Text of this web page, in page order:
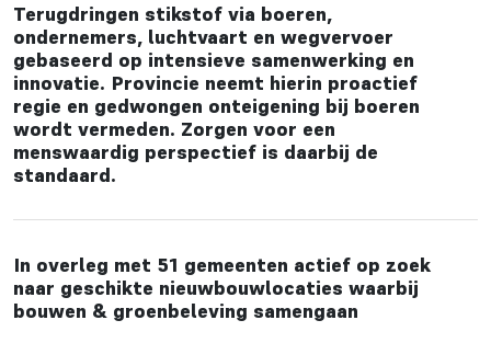
Terugdringen stikstof via boeren,
ondernemers, luchtvaart en wegvervoer
gebaseerd op intensieve samenwerking en
innovatie. Provincie neemt hierin proactief
regie en gedwongen onteigening bij boeren
wordt vermeden. Zorgen voor een
menswaardig perspectief is daarbij de
standaard.
In overleg met 51 gemeenten actief op zoek
naar geschikte nieuwbouwlocaties waarbij
bouwen & groenbeleving samengaan